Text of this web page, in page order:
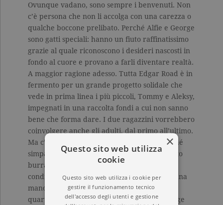
Ovunque vadano, sono sempre i benvenuti. Non
c’è persona che non li accolga con una carezza o
qualche boccone prelibato. Perché Alfie e George
sono gatti speciali: hanno un fiuto raffinatissimo
grazie al quale riconoscono i desideri nascosti in
fondo al cuore e provano a farli diventare realtà.
A maggior ragione adesso. Tutta Edgar Road è in
fermento per un grande progetto solidale che
vede in prima linea i più piccoli, Tommy e Aleksy,
impegnati in una raccolta fondi a cui non sanno
bene che forma dare. I due ragazzini vorrebbero
coinvolgere anche gli adulti, dal primo all’ultimo.
Ma c’è una nuova arrivata che è tutto fuorché
simpatica e disponibile. Pervia del suo passato
burrascoso, è poco avvezza allo spirito di
condivisione di Edgar Road e ha bisogno di una
mano per lasciarsi andare e integrarsi nel
quartiere. Un aiuto che soltanto Alfie e George
×
Questo sito web utilizza
cookie
Questo sito web utilizza i cookie per
gestire il funzionamento tecnico
dell'accesso degli utenti e gestione